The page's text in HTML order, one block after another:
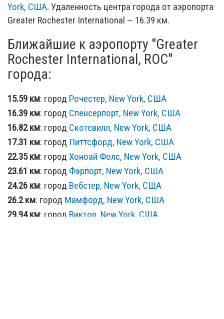
York, США. Удаленность центра города от аэропорта
Greater Rochester International — 16.39 км.
Ближайшие к аэропорту "Greater
Rochester International, ROC"
города:
15.59 км: город Рочестер, New York, США
16.39 км: город Спенсерпорт, New York, США
16.82 км: город Скотсвилл, New York, США
17.31 км: город Питтсфорд, New York, США
22.35 км: город Хоноай Фолс, New York, США
23.61 км: город Фэрпорт, New York, США
24.26 км: город Вебстер, New York, США
26.2 км: город Мамфорд, New York, США
29.94 км: город Виктор, New York, США